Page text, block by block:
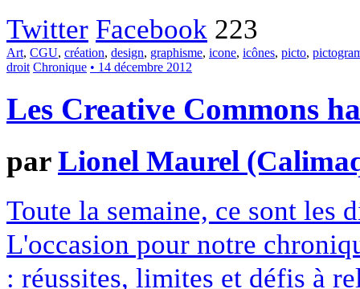
Twitter Facebook 223
Art, CGU, création, design, graphisme, icone, icônes, picto,
droit Chronique • 14 décembre 2012
Les Creative Commons
parLionel Maurel
Toute la semaine, ce sont les
L'occasion pour notre
: réussites, limites et défis à